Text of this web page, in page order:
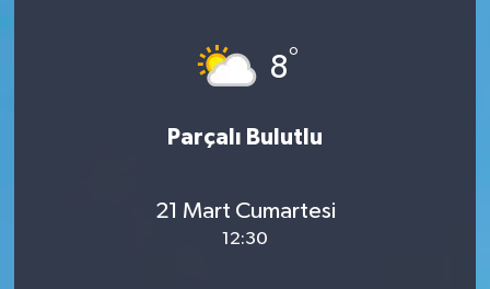
8°
Parçalı Bulutlu
21 Mart Cumartesi
12:30
İlim & İrfan